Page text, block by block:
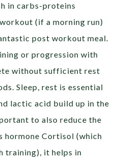
in carbs-proteins
(if a morning run)
post workout meal.
or progression with
without sufficient rest
Sleep, rest is essential
lactic acid build up in the
to also reduce the
hormone Cortisol (which
training), it helps in